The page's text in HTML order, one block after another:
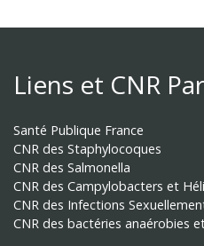
Liens et CNR
Santé Publique France
CNR des Staphylocoques
CNR des Salmonella
CNR des Campylobacters et
CNR des Infections
CNR des bactéries anaérobies